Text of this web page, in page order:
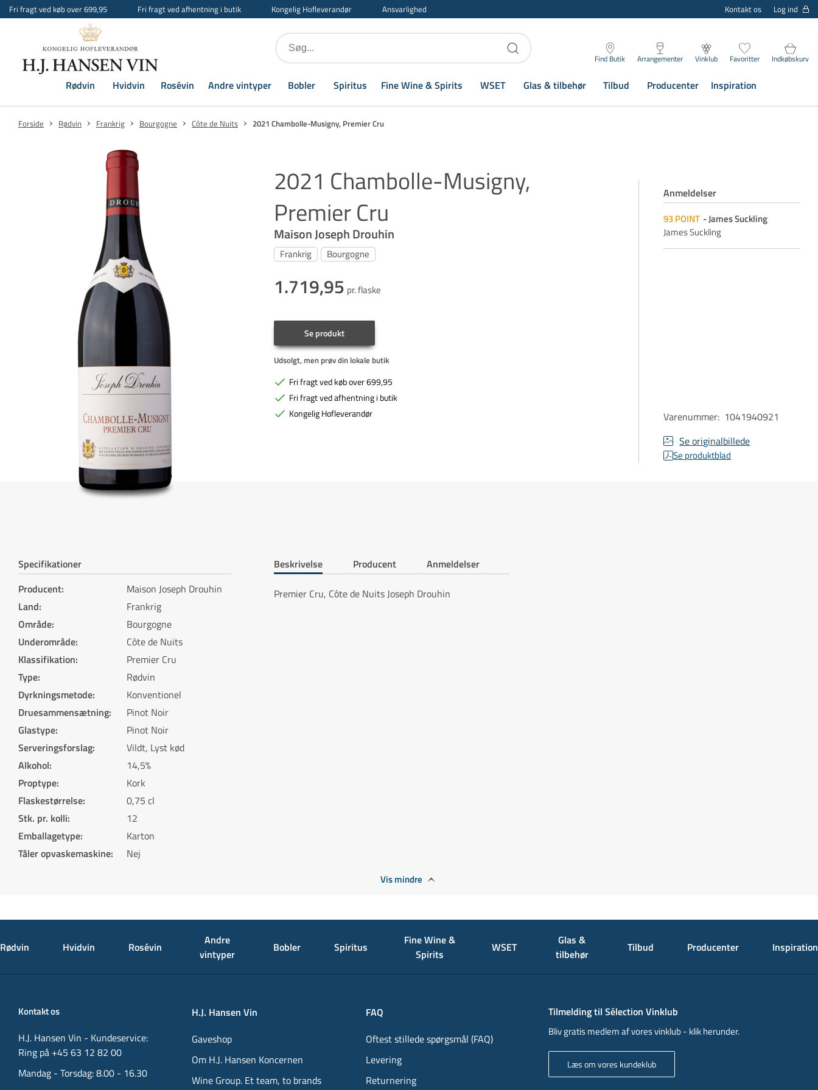
Fri fragt ved køb over 699,95 Fri fragt ved afhentning i butik Kongelig Hofleverandør Ansvarlighed Kontakt os Log ind
Find Butik Arrangementer Vinklub Favoritter Indkøbskurv
Rødvin Hvidvin Rosévin Andre vintyper Bobler Spiritus Fine Wine & Spirits WSET Glas & tilbehør Tilbud Producenter Inspiration
Forside Rødvin Frankrig Bourgogne Côte de Nuits 2021 Chambolle-Musigny, Premier Cru
2021 Chambolle-Musigny,
Premier Cru
Maison Joseph Drouhin
Frankrig Bourgogne
1.719,95 pr. flaske
Se produkt
Udsolgt, men prøv din lokale butik
Fri fragt ved køb over 699,95
Fri fragt ved afhentning i butik
Kongelig Hofleverandør
Anmeldelser
93POINT
James Suckling
James Suckling
Varenummer: 1041940921
Se originalbillede
Se produktblad
Specifikationer
Producent:
Maison Joseph Drouhin
Land:
Frankrig
Område:
Bourgogne
Underområde:
Côte de Nuits
Klassifikation:
Premier Cru
Type:
Rødvin
Dyrkningsmetode:
Konventionel
Druesammensætning:
Pinot Noir
Glastype:
Pinot Noir
Serveringsforslag:
Vildt, Lyst kød
Alkohol:
14,5%
Proptype:
Kork
Flaskestørrelse:
0,75 cl
Stk. pr. kolli:
12
Emballagetype:
Karton
Tåler opvaskemaskine: Nej
Beskrivelse Producent Anmeldelser
Premier Cru, Côte de Nuits Joseph Drouhin
Vis mindre
Rødvin Hvidvin Rosévin
Andre
vintyper
Bobler Spiritus
Fine Wine &
Spirits
WSET
Glas &
tilbehør
Tilbud Producenter Inspiration
Kontakt os
H.J. Hansen Vin - Kundeservice:
Ring på +45 63 12 82 00
Mandag - Torsdag: 8.00 - 16.30
H.J. Hansen Vin
Gaveshop
Om H.J. Hansen Koncernen
Wine Group. Et team, to brands
FAQ
Oftest stillede spørgsmål (FAQ)
Levering
Returnering
Tilmelding til Sélection Vinklub
Bliv gratis medlem af vores vinklub - klik herunder.
Læs om vores kundeklub